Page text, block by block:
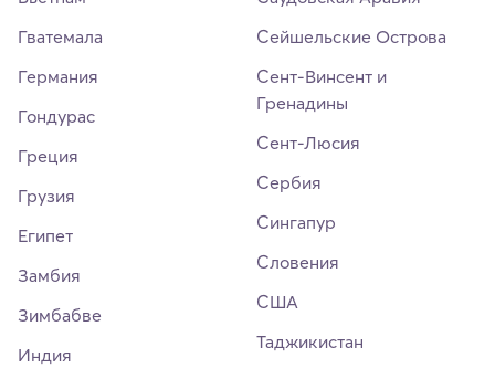
Гватемала
Германия
Гондурас
Греция
Грузия
Египет
Замбия
Зимбабве
Индия
Сейшельские Острова
Сент-Винсент и
Гренадины
Сент-Люсия
Сербия
Сингапур
Словения
США
Таджикистан